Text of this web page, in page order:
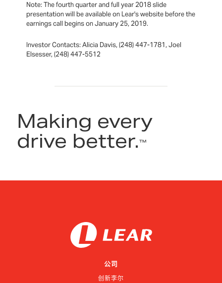
Note: The fourth quarter and full year 2018 slide
presentation will be available on Lear's website before the
earnings call begins on January 25, 2019.
Investor Contacts: Alicia Davis, (248) 447-1781, Joel
Elsesser, (248) 447-5512
Making every
drive better.™
公司
创新李尔